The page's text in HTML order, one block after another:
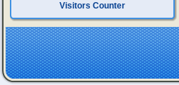
Visitors Counter